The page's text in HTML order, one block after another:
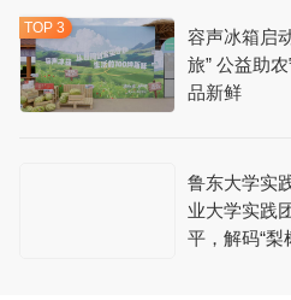
容声冰箱启
旅” 公益助
品新鲜
鲁东大学实
业大学实践
平，解码“梨